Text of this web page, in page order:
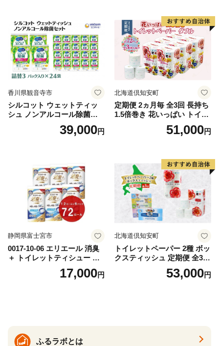
泡石鹸 石鹸 兵庫 兵庫県 小野
香川県観音寺市
シルコット ウェットティッ
シュ ノンアルコール除菌詰
替（43枚×3P）×24袋 日用品
おもちゃ 拭き取り 手拭き 外
39,000円
北海道倶知安町
定期便 2ヵ月毎 全3回 長持ち
1.5倍巻き 花いっぱい トイレ
ットペーパー ダブル 45ｍ 計
72ロール 全18種 花柄 プリン
ー 消耗品 備蓄 送料無料 北海
道 倶知安町 日用品
51,000円
静岡県富士宮市
0017-10-06 エリエール 消臭
＋ トイレットティシュー し
っかり香るフレッシュクリア
の香り ダブル 12ロール×6パ
17,000円
北海道倶知安町
トイレットペーパー 2種 ボッ
クスティッシュ 定期便 全3
回 日本製 まとめ買い 防災
常備品 日用雑貨 消耗品 生活
53,000円
ふるラボとは